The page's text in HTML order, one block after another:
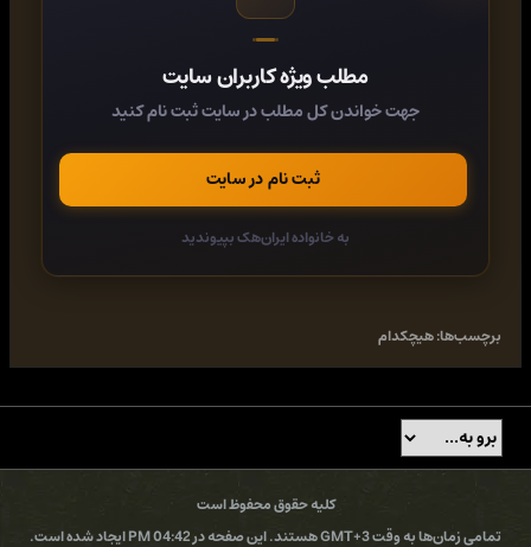
shutter speed, aperture, and ISO[*] How to shop and cook with
Whether you are looking to make your followers swoon over
mouthwatering home-cooked masterpieces or land a gig for a
popular food brand, Julia has all the invaluable tips, tricks,
screen.
https://ddownload.com/4dcmqwdnv30e
کد:
مطلب ویژه کاربران سایت
جهت خواندن کل مطلب در سایت ثبت نام کنید
ثبت نام در سایت
به خانواده ایران‌هک بپیوندید
برچسب‌ها:هیچکدام
کلیه حقوق محفوظ است
تمامی زمان‌ها به وقت GMT+3 هستند. این صفحه در 04:42 PM ایجاد شده است.